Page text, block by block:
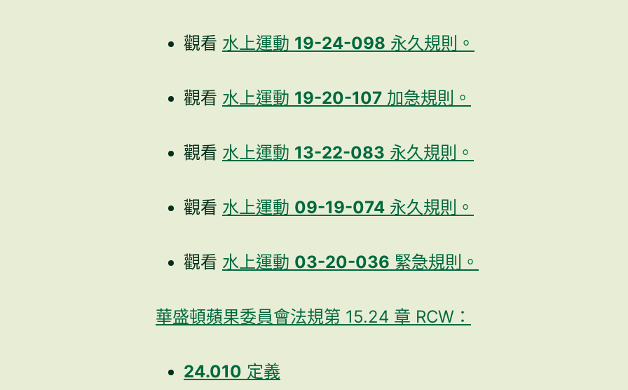
觀看 水上運動 19-24-098 永久規則。
觀看 水上運動 19-20-107 加急規則。
觀看 水上運動 13-22-083 永久規則。
觀看 水上運動 09-19-074 永久規則。
觀看 水上運動 03-20-036 緊急規則。
華盛頓蘋果委員會法規第 15.24 章 RCW：
24.010 定義